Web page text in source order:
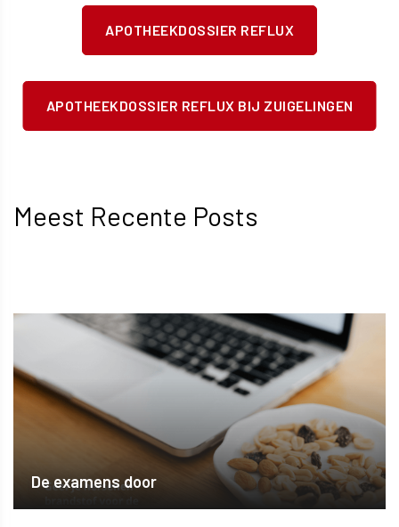
APOTHEEKDOSSIER REFLUX
APOTHEEKDOSSIER REFLUX BIJ ZUIGELINGEN
Meest Recente Posts
De examens door